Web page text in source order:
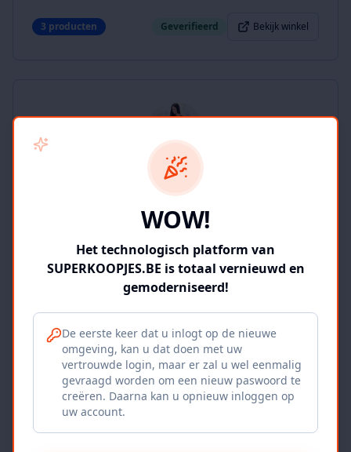
3 producten Geverifieerd Bekijk winkel
SUPERKOOPJES.BE
Geverifieerd
Iepers Kwartier
Ieper, BE
WOW!
Het technologisch platform van
SUPERKOOPJES.BE is totaal vernieuwd en
gemoderniseerd!
De eerste keer dat u inlogt op de nieuwe
omgeving, kan u dat doen met uw
vertrouwde login, maar er zal u wel eenmalig
gevraagd worden om een nieuw paswoord te
creëren. Daarna kan u opnieuw inloggen op
uw account.